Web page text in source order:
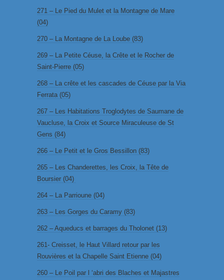
271 – Le Pied du Mulet et la Montagne de Mare
(04)
270 – La Montagne de La Loube (83)
269 – La Petite Céuse, la Crête et le Rocher de
Saint-Pierre (05)
268 – La crête et les cascades de Céuse par la Via
Ferrata (05)
267 – Les Habitations Troglodytes de Saumane de
Vaucluse, la Croix et Source Miraculeuse de St
Gens (84)
266 – Le Petit et le Gros Bessillon (83)
265 – Les Chanderettes, les Croix, la Tête de
Boursier (04)
264 – La Parrioune (04)
263 – Les Gorges du Caramy (83)
262 – Aqueducs et barrages du Tholonet (13)
261- Creisset, le Haut Villard retour par les
Rouvières et la Chapelle Saint Etienne (04)
260 – Le Poil par l ‘abri des Blaches et Majastres